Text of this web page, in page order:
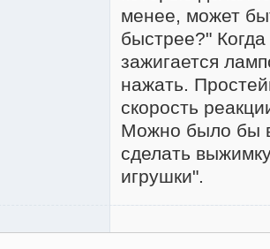
менее, может
быстрее?"
зажигается
нажать.
скорость
Можно было бы в
сделать
игрушки".